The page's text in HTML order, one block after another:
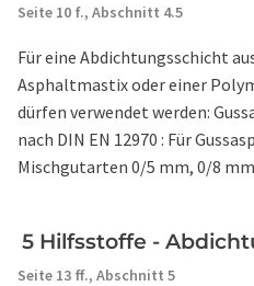
Seite 10 f., Abschnitt 4.5
Für eine Abdichtungsschicht
Asphaltmastix oder einer
dürfen verwendet werden:
nach DIN EN 12970 : Für
Mischgutarten 0/5 mm, 0/8 mm
5 Hilfsstoffe -
Seite 13 ff., Abschnitt 5